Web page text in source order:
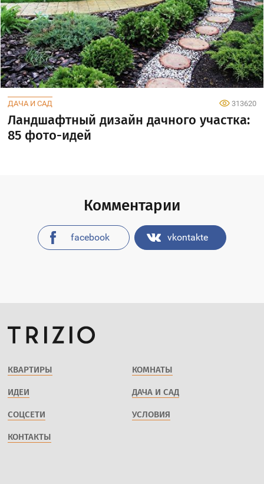
ДАЧА И САД 313620
Ландшафтный дизайн дачного участка:
85 фото-идей
Комментарии
facebook vkontakte
КВАРТИРЫ КОМНАТЫ
ИДЕИ ДАЧА И САД
СОЦСЕТИ УСЛОВИЯ
КОНТАКТЫ